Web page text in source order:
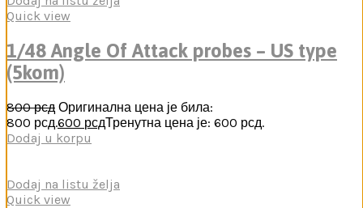
Quick view
1/48 Angle Of Attack probes – US type
(5kom)
800рсд Оригинална цена је била:
800 рсд.600 рсдТренутна цена је: 600 рсд.
Dodaj u korpu
Dodaj na listu želja
Quick view